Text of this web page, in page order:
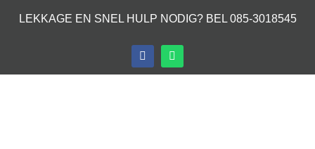
LEKKAGE EN SNEL HULP NODIG? BEL 085-3018545